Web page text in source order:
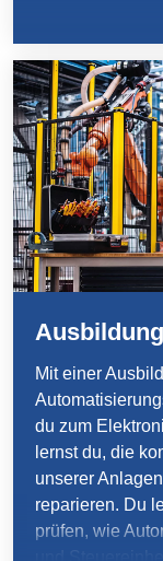
ISCC Plus
GRS Certification
Sustainability
Download
ABOUT US
招賢納士
公司
Accredited
Mit einer
du zum
lernst du, die
unserer
reparieren. Du
prüfen, wie